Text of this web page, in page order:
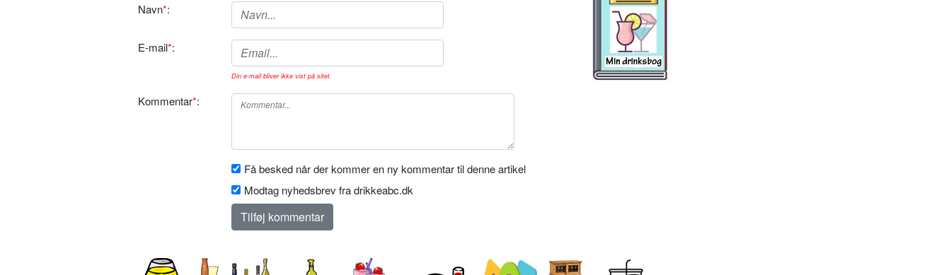
Navn*:
E-mail*:
Din e-mail bliver ikke vist på sitet.
Kommentar*:
Få besked når der kommer en ny kommentar til denne artikel
Modtag nyhedsbrev fra drikkeabc.dk